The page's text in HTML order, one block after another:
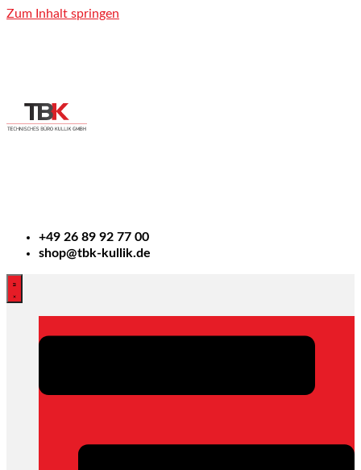
Zum Inhalt springen
+49 26 89 92 77 00
shop@tbk-kullik.de